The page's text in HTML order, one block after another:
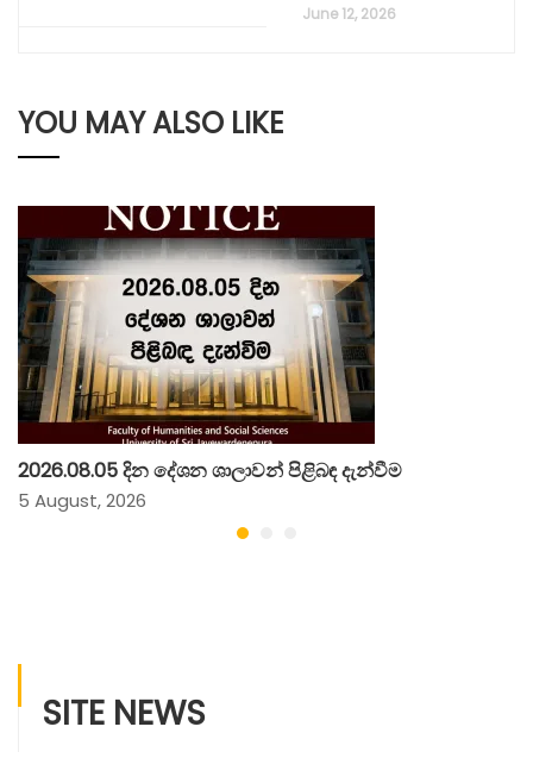
June 12, 2026
YOU MAY ALSO LIKE
2026.08.05 දින දේශන ශාලාවන් පිළිබඳ දැන්වීම
5 August, 2026
SITE NEWS